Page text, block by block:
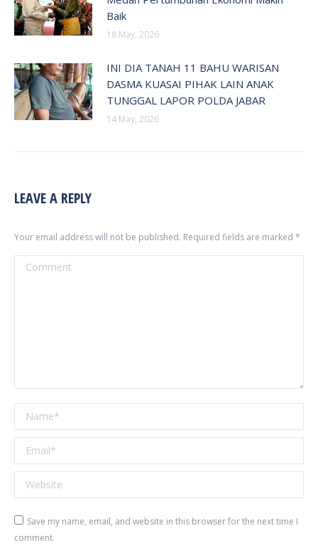
Baik
18 May, 2026
INI DIA TANAH 11 BAHU WARISAN
DASMA KUASAI PIHAK LAIN ANAK
TUNGGAL LAPOR POLDA JABAR
14 May, 2026
LEAVE A REPLY
Your email address will not be published. Required fields are marked *
Comment
Name *
Email *
Website
Save my name, email, and website in this browser for the next time I
comment.